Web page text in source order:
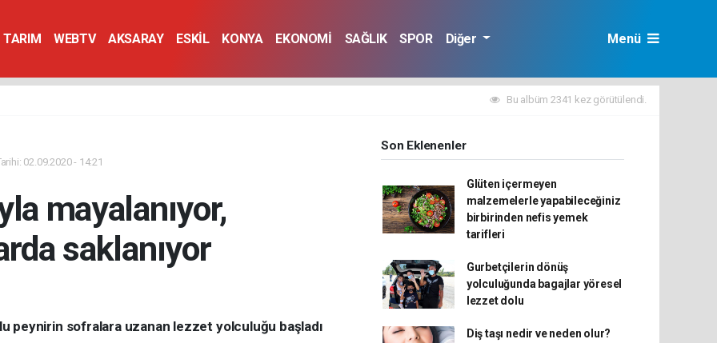
TARIM WEBTV AKSARAY ESKİL KONYA EKONOMİ SAĞLIK SPOR Diğer Menü
Bu albüm 2341 kez görütülendi.
02.09.2020 - 14:21
mayalanıyor,
saklanıyor
peynirin sofralara uzanan lezzet yolculuğu başladı
Son Eklenenler
Glüten içermeyen
malzemelerle yapabileceğiniz
birbirinden nefis yemek
tarifleri
Gurbetçilerin dönüş
yolculuğunda bagajlar yöresel
lezzet dolu
Diş taşı nedir ve neden olur?